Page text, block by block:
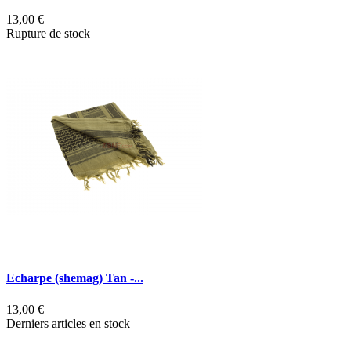
13,00 €
Rupture de stock
Echarpe (shemag) Tan -...
13,00 €
Derniers articles en stock